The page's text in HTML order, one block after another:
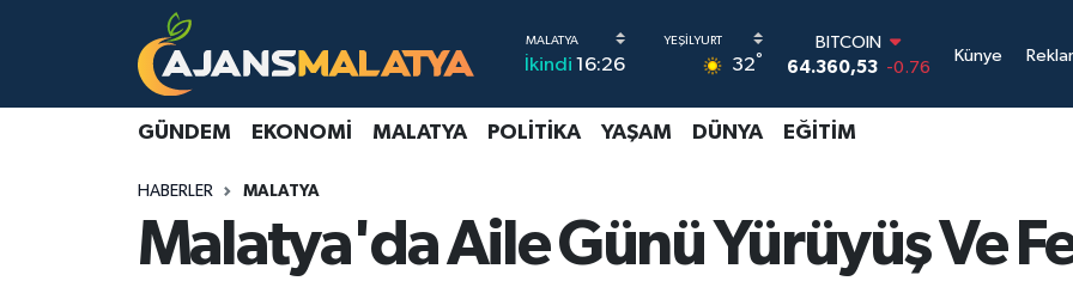
İkindi 16:26 32°
DOLAR
47,7069
0.17
55,0265
STERLİN
6574.81
1.44
BİST100
13.887
64
Künye
GÜNDEM EKONOMI MALATYA POLITIKA YAŞAM DÜNYA EĞITIM
HABERLER MALATYA
Malatya'da Aile Günü Yürüyüş Ve
Malatya Nöbetçi Eczaneler
Malatya Trafik Yoğunluk Haritası